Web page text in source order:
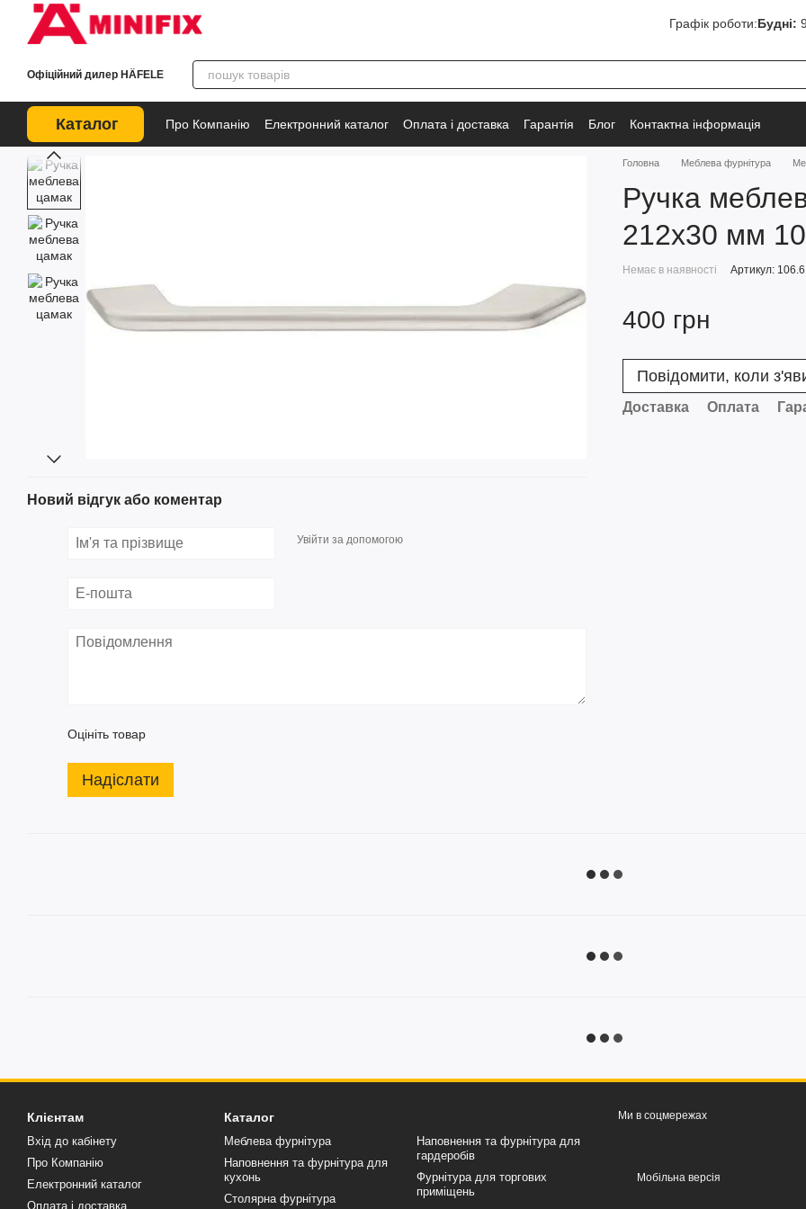
Перейти до основного контенту
Графік роботи:Будні:
Офіційний дилер HÄFELE
Каталог Про Компанію Електронний каталог Оплата і доставка Гарантія Блог Контактна інформація
Новий відгук або коментар
Увійти за допомогою
Оцініть товар
Надіслати
Головна Меблева фурнітура
Ручка
212х30 мм
Немає в наявності Артикул:
400 грн
Повідомити, коли
Доставка Оплата
Клієнтам
Вхід до кабінету
Про Компанію
Електронний каталог
Оплата і доставка
Каталог
Меблева фурнітура
Наповнення та фурнітура для
кухонь
Столярна фурнітура
Наповнення та фурнітура для
гардеробів
Фурнітура для торгових
приміщень
Ми в соцмережах
Мобільна версія